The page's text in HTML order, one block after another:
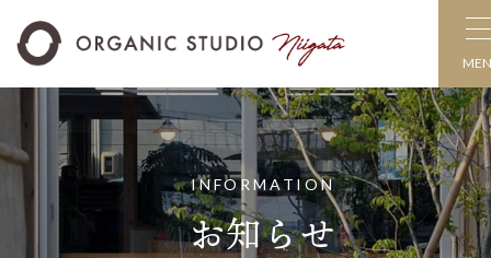
INFORMATION
お知らせ